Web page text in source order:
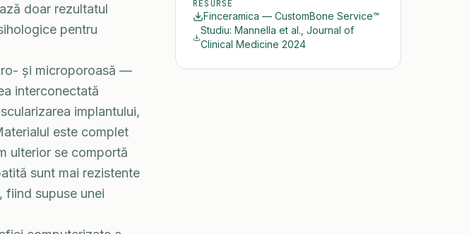
doar rezultatul
pentru
și microporoasă —
interconectată
implantului,
este complet
ulterior se comportă
sunt mai rezistente
supuse unei
RESURSE
Finceramica — CustomBone Service™
Studiu: Mannella et al., Journal of
Clinical Medicine 2024